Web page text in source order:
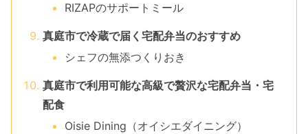
RIZAPのサポートミール
真庭市で冷蔵で届く宅配弁当のおすすめ
シェフの無添つくりおき
真庭市で利用可能な高級で贅沢な宅配弁当・宅
配食
Oisie Dining（オイシエダイニング）